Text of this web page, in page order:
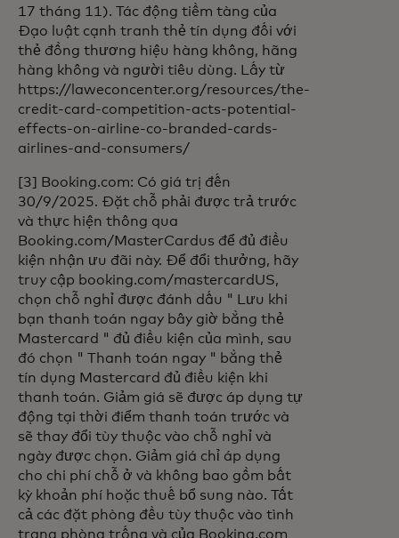
17 tháng 11). Tác động tiềm tàng của
Đạo luật cạnh tranh thẻ tín dụng đối với
thẻ đồng thương hiệu hàng không, hãng
hàng không và người tiêu dùng. Lấy từ
https://laweconcenter.org/resources/the-
credit-card-competition-acts-potential-
effects-on-airline-co-branded-cards-
airlines-and-consumers/
[3] Booking.com: Có giá trị đến
30/9/2025. Đặt chỗ phải được trả trước
và thực hiện thông qua
Booking.com/MasterCardus để đủ điều
kiện nhận ưu đãi này. Để đổi thưởng, hãy
truy cập booking.com/mastercardUS,
chọn chỗ nghỉ được đánh dấu " Lưu khi
bạn thanh toán ngay bây giờ bằng thẻ
Mastercard " đủ điều kiện của mình, sau
đó chọn " Thanh toán ngay " bằng thẻ
tín dụng Mastercard đủ điều kiện khi
thanh toán. Giảm giá sẽ được áp dụng tự
động tại thời điểm thanh toán trước và
sẽ thay đổi tùy thuộc vào chỗ nghỉ và
ngày được chọn. Giảm giá chỉ áp dụng
cho chi phí chỗ ở và không bao gồm bất
kỳ khoản phí hoặc thuế bổ sung nào. Tất
cả các đặt phòng đều tùy thuộc vào tình
trạng phòng trống và của Booking.com